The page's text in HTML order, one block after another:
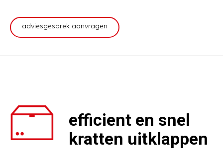
adviesgesprek aanvragen
efficient en snel
kratten uitklappen